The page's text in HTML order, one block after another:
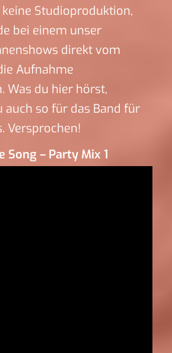
Studioproduktion,
bei einem unser
direkt vom
Aufnahme
Was du hier hörst,
auch so für das Band für
Versprochen!
Song – Party Mix 1